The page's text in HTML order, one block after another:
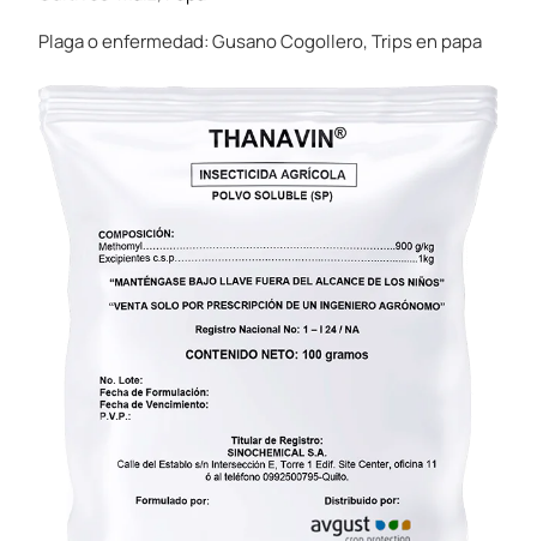
Plaga o enfermedad: Gusano Cogollero, Trips en papa